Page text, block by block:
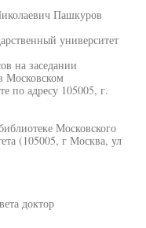
Пашкуров
университет
на заседании
Московском
по адресу 105005, г.
Московского
(105005, г Москва, ул
доктор